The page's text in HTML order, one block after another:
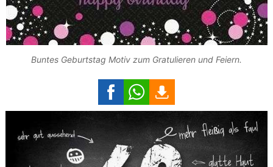
Buntes Geburtstag Motiv zum Gratulieren und Feiern.